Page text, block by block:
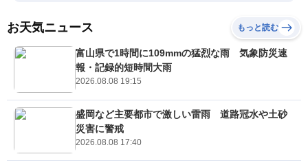
お天気ニュース もっと読む
富山県で1時間に109mmの猛烈な雨 気象防災速
報・記録的短時間大雨
2026.08.08 19:15
盛岡など主要都市で激しい雷雨 道路冠水や土砂
災害に警戒
2026.08.08 17:40